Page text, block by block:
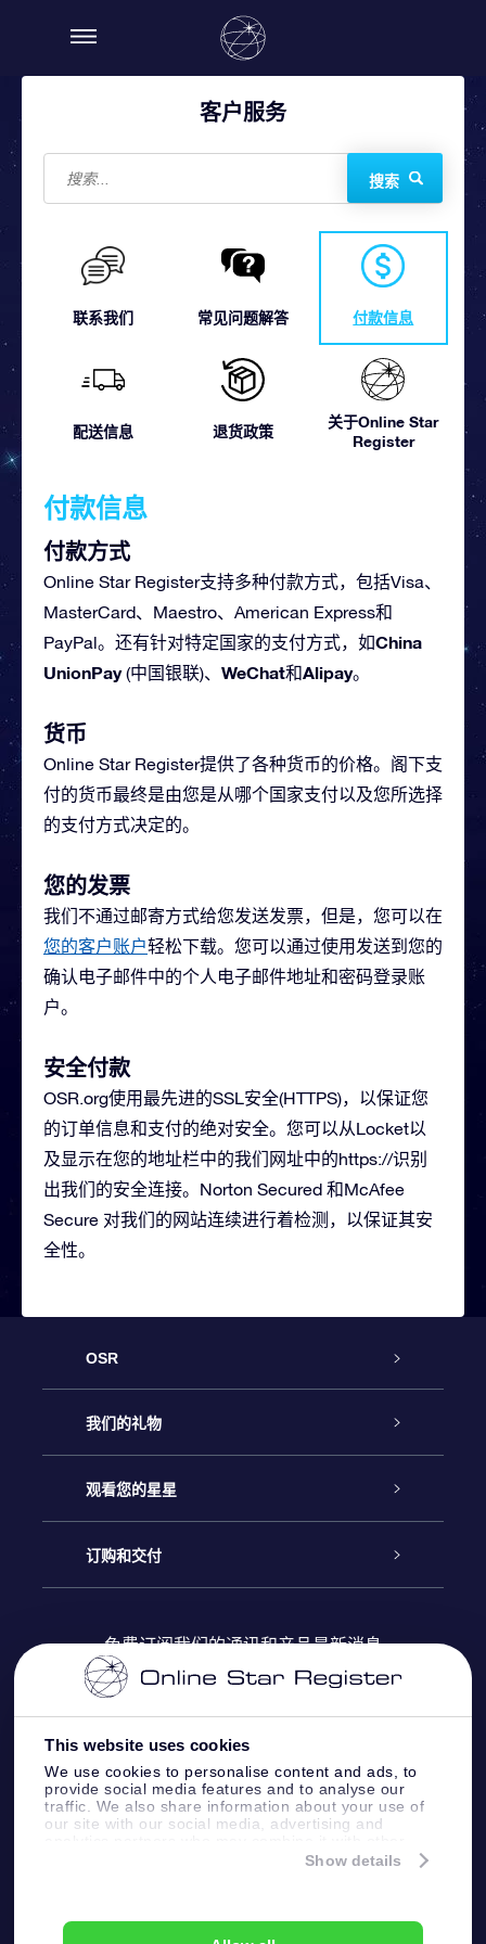
This website uses cookies
We use cookies to personalise content and ads, to
provide social media features and to analyse our
traffic. We also share information about your use of
our site with our social media, advertising and
information that you’ve provided to them or that
Show details
客户服务
搜索
联系我们 常见问题解答 付款信息
配送信息 退货政策
关于Online Star
Register
付款信息
付款方式
Online Star Register支持多种付款方式，包括Visa、
MasterCard、Maestro、American Express和
PayPal。还有针对特定国家的支付方式，如China
UnionPay(中国银联)、 WeChat和Alipay。
货币
Online Star Register提供了各种货币的价格。阁下支
付的货币最终是由您是从哪个国家支付以及您所选择
的支付方式决定的。
您的发票
我们不通过邮寄方式给您发送发票，但是，您可以在
您的客户账户轻松下载。您可以通过使用发送到您的
确认电子邮件中的个人电子邮件地址和密码登录账
户。
安全付款
OSR.org使用最先进的SSL安全(HTTPS)，以保证您
的订单信息和支付的绝对安全。您可以从Locket以
及显示在您的地址栏中的我们网址中的https://识别
出我们的安全连接。Norton Secured 和McAfee
Secure 对我们的网站连续进行着检测，以保证其安
全性。
OSR
客户服务
联系我们
博客
评论
我们的礼物
Online Star礼物
OSR 礼物包
OSR 礼物卡
公司礼品
观看您的星星
Online Star Register
个性化的Star Page
One Million Stars
OSR Starsaver
订购和交付
付款信息
配送信息
退货政策&撤销权
免费订阅我们的通讯和产品最新消息